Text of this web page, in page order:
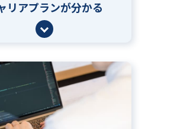
リアプランが分かる